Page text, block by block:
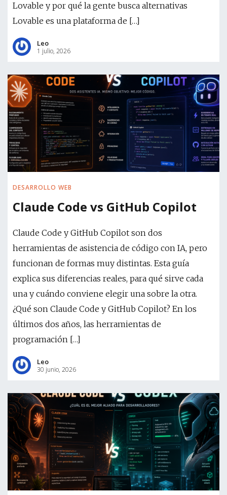
Lovable y por qué la gente busca alternativas
Lovable es una plataforma de […]
Leo
1 julio, 2026
DESARROLLO WEB
Claude Code vs GitHub Copilot
Claude Code y GitHub Copilot son dos
herramientas de asistencia de código con IA, pero
funcionan de formas muy distintas. Esta guía
explica sus diferencias reales, para qué sirve cada
una y cuándo conviene elegir una sobre la otra.
¿Qué son Claude Code y GitHub Copilot? En los
últimos dos años, las herramientas de
programación […]
Leo
30 junio, 2026